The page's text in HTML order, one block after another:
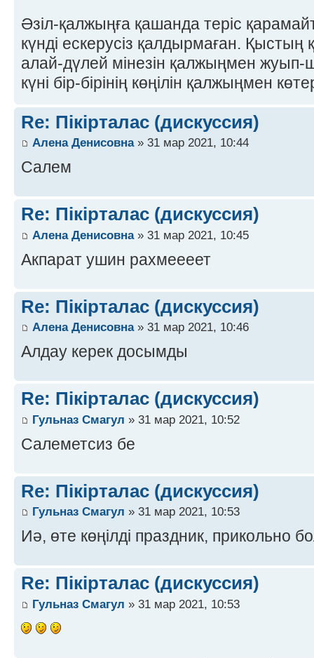
Әзіл-қалжыңға қашанда теріс
күнді ескерусіз қалдырмаған. Қыстың
алай-дүлей мінезін қалжыңмен жуып-
күні бір-бірінің көңілін қалжыңмен
Re: Пікірталас (дискуссия)
Алена Денисовна» 31 мар 2021, 10:44
Салем
Re: Пікірталас (дискуссия)
Алена Денисовна» 31 мар 2021, 10:45
Акпарат ушин рахмеееет
Re: Пікірталас (дискуссия)
Алена Денисовна» 31 мар 2021, 10:46
Алдау керек досымды
Re: Пікірталас (дискуссия)
Гульназ Смагул » 31 мар 2021, 10:52
Салеметсиз бе
Re: Пікірталас (дискуссия)
Гульназ Смагул » 31 мар 2021, 10:53
Иә, өте көңілді праздник, прикольно
Re: Пікірталас (дискуссия)
Гульназ Смагул » 31 мар 2021, 10:53